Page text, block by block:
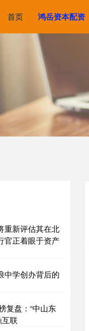
首页 鸿岳资本配资
重新评估其在北
官正着眼于资产
中学创办背后的
复盘：“中山东
联